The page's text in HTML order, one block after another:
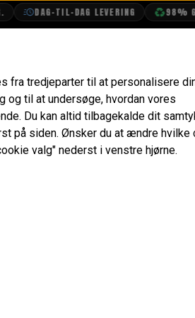
DAG-TIL-DAG LEVERING 98%
til Standard Vippetøj - NOS
Standard
rust grundet mange år på lager.
fra tredjeparter til at personalisere
og til at undersøge, hvordan vores
Du kan altid tilbagekalde dit
på siden. Ønsker du at ændre hvilke
valg" nederst i venstre hjørne.